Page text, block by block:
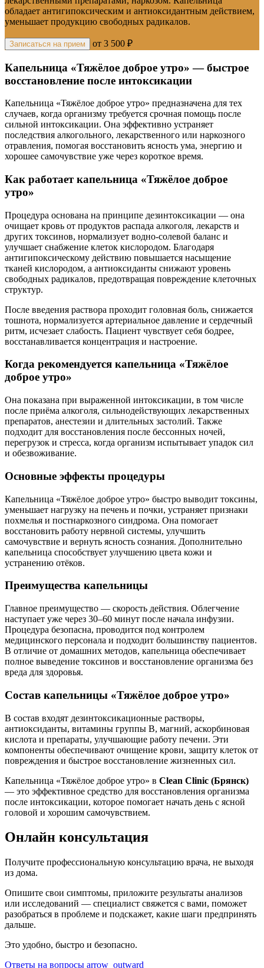
обладает антигипоксическим и антиоксидантным действием,
уменьшает продукцию свободных радикалов.
Записаться на прием от 3 500 ₽
Капельница «Тяжёлое доброе утро» — быстрое
восстановление после интоксикации
Капельница «Тяжёлое доброе утро» предназначена для тех
случаев, когда организму требуется срочная помощь после
сильной интоксикации. Она эффективно устраняет
последствия алкогольного, лекарственного или наркозного
отравления, помогая восстановить ясность ума, энергию и
хорошее самочувствие уже через короткое время.
Как работает капельница «Тяжёлое доброе
утро»
Процедура основана на принципе дезинтоксикации — она
очищает кровь от продуктов распада алкоголя, лекарств и
других токсинов, нормализует водно-солевой баланс и
улучшает снабжение клеток кислородом. Благодаря
антигипоксическому действию повышается насыщение
тканей кислородом, а антиоксиданты снижают уровень
свободных радикалов, предотвращая повреждение клеточных
структур.
После введения раствора проходит головная боль, снижается
тошнота, нормализуется артериальное давление и сердечный
ритм, исчезает слабость. Пациент чувствует себя бодрее,
восстанавливается концентрация и настроение.
Когда рекомендуется капельница «Тяжёлое
доброе утро»
Она показана при выраженной интоксикации, в том числе
после приёма алкоголя, сильнодействующих лекарственных
препаратов, анестезии и длительных застолий. Также
подходит для восстановления после бессонных ночей,
перегрузок и стресса, когда организм испытывает упадок сил
и обезвоживание.
Основные эффекты процедуры
Капельница «Тяжёлое доброе утро» быстро выводит токсины,
уменьшает нагрузку на печень и почки, устраняет признаки
похмелья и постнаркозного синдрома. Она помогает
восстановить работу нервной системы, улучшить
самочувствие и вернуть ясность сознания. Дополнительно
капельница способствует улучшению цвета кожи и
устранению отёков.
Преимущества капельницы
Главное преимущество — скорость действия. Облегчение
наступает уже через 30–60 минут после начала инфузии.
Процедура безопасна, проводится под контролем
медицинского персонала и подходит большинству пациентов.
В отличие от домашних методов, капельница обеспечивает
полное выведение токсинов и восстановление организма без
вреда для здоровья.
Состав капельницы «Тяжёлое доброе утро»
В состав входят дезинтоксикационные растворы,
антиоксиданты, витамины группы B, магний, аскорбиновая
кислота и препараты, улучшающие работу печени. Эти
компоненты обеспечивают очищение крови, защиту клеток от
повреждения и быстрое восстановление жизненных сил.
Капельница «Тяжёлое доброе утро» в Clean Clinic (Брянск)
— это эффективное средство для восстановления организма
после интоксикации, которое помогает начать день с ясной
головой и хорошим самочувствием.
Онлайн консультация
Получите профессиональную консультацию врача, не выходя
из дома.
Опишите свои симптомы, приложите результаты анализов
или исследований — специалист свяжется с вами, поможет
разобраться в проблеме и подскажет, какие шаги предпринять
дальше.
Это удобно, быстро и безопасно.
Ответы на вопросы arrow_outward